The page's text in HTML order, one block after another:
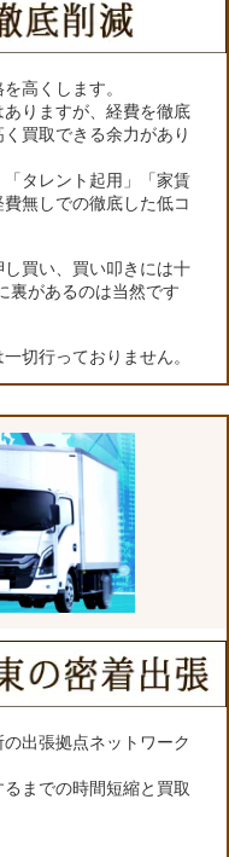
高くします。
りますが、経費を徹底
買取できる余力があり
「タレント起用」「家賃
無しでの徹底した低コ
買い、買い叩きには十
裏があるのは当然です
切行っておりません。
出張拠点ネットワーク
までの時間短縮と買取